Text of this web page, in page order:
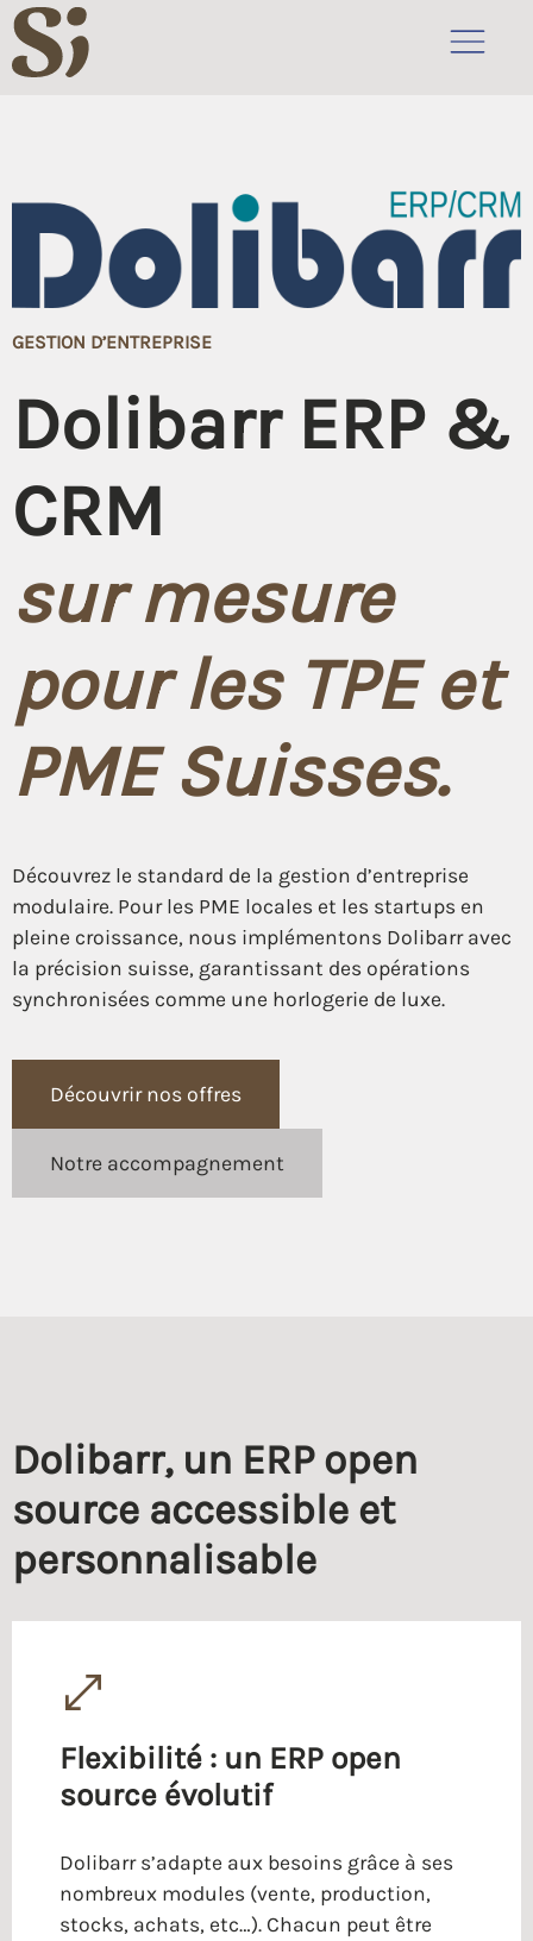
GESTION D’ENTREPRISE
Dolibarr ERP &
CRM
sur mesure
pour les TPE et
PME Suisses.
Découvrez le standard de la gestion d’entreprise
modulaire. Pour les PME locales et les startups en
pleine croissance, nous implémentons Dolibarr avec
la précision suisse, garantissant des opérations
synchronisées comme une horlogerie de luxe.
Découvrir nos offres
Notre accompagnement
Dolibarr, un ERP open
source accessible et
personnalisable
Flexibilité : un ERP open
source évolutif
Dolibarr s’adapte aux besoins grâce à ses
nombreux modules (vente, production,
stocks, achats, etc…). Chacun peut être